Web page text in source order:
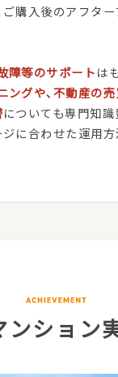
購入後のアフタ
障等のサポートは
ングや､不動産の
についても専門知
に合わせた運用
ンション